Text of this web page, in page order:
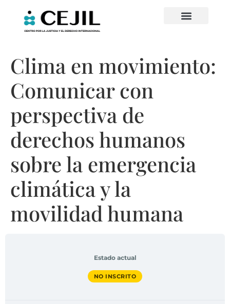
Clima en movimiento:
Comunicar con
perspectiva de
derechos humanos
sobre la emergencia
climática y la
movilidad humana
Estado actual
NO INSCRITO